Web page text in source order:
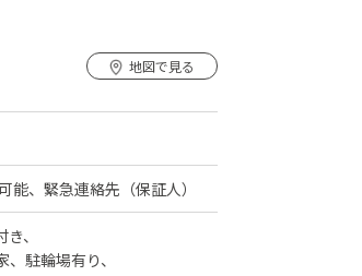
地図で見る
、緊急連絡先（保証人）
き
駐輪場有り